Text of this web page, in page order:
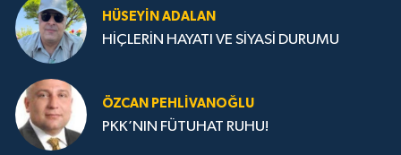
HÜSEYIN ADALAN
HİÇLERİN HAYATI VE SİYASİ DURUMU
ÖZCAN PEHLIVANOĞLU
PKK’NIN FÜTUHAT RUHU!